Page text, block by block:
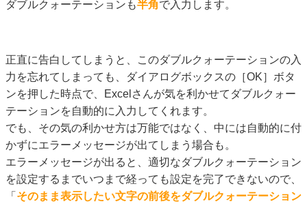
ダブルクォーテーションも半角で入力します。
正直に告白してしまうと、このダブルクォーテーションの入
力を忘れてしまっても、ダイアログボックスの［OK］ボタ
ンを押した時点で、Excelさんが気を利かせてダブルクォー
テーションを自動的に入力してくれます。
でも、その気の利かせ方は万能ではなく、中には自動的に付
かずにエラーメッセージが出てしまう場合も。
エラーメッセージが出ると、適切なダブルクォーテーション
を設定するまでいつまで経っても設定を完了できないので、
「 そのまま表示したい文字の前後をダブルクォーテーション